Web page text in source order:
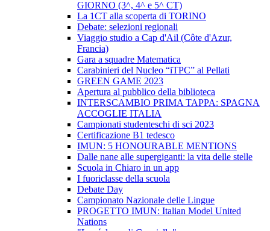
GIORNO (3^, 4^ e 5^ CT)
La 1CT alla scoperta di TORINO
Debate: selezioni regionali
Viaggio studio a Cap d'Ail (Côte d'Azur,
Francia)
Gara a squadre Matematica
Carabinieri del Nucleo “iTPC” al Pellati
GREEN GAME 2023
Apertura al pubblico della biblioteca
INTERSCAMBIO PRIMA TAPPA: SPAGNA
ACCOGLIE ITALIA
Campionati studenteschi di sci 2023
Certificazione B1 tedesco
IMUN: 5 HONOURABLE MENTIONS
Dalle nane alle supergiganti: la vita delle stelle
Scuola in Chiaro in un app
I fuoriclasse della scuola
Debate Day
Campionato Nazionale delle Lingue
PROGETTO IMUN: Italian Model United
Nations